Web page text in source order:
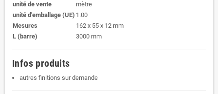
unité de vente
mètre
unité d'emballage (UE) 1.00
Mesures
162 x 55 x 12 mm
L (barre)
3000 mm
Infos produits
autres finitions sur demande